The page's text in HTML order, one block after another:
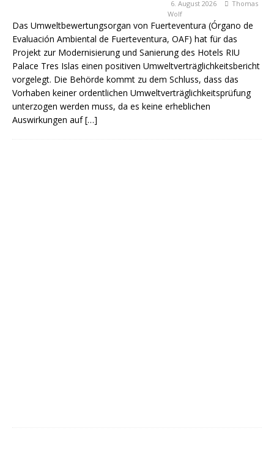
6. August 2026
Thomas
Wolf
Das Umweltbewertungsorgan von Fuerteventura (Órgano de
Evaluación Ambiental de Fuerteventura, OAF) hat für das
Projekt zur Modernisierung und Sanierung des Hotels RIU
Palace Tres Islas einen positiven Umweltverträglichkeitsbericht
vorgelegt. Die Behörde kommt zu dem Schluss, dass das
Vorhaben keiner ordentlichen Umweltverträglichkeitsprüfung
unterzogen werden muss, da es keine erheblichen
Auswirkungen auf[…]